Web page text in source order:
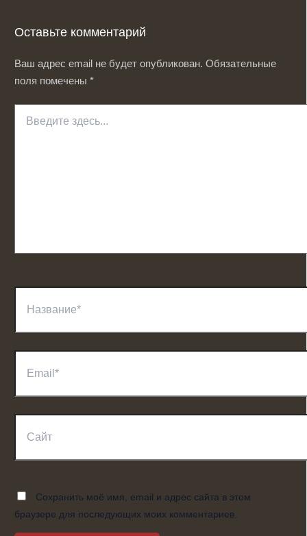
Оставьте комментарий
Ваш адрес email не будет опубликован. Обязательные
поля помечены*
здесь...
Сохранить моё имя, email и адрес сайта в этом
браузере для последующих моих комментариев.